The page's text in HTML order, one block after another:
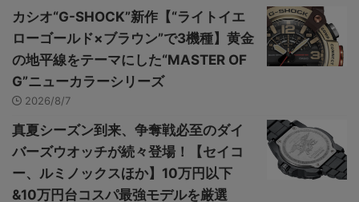
カシオ“G-SHOCK”新作【“ライトイエ
ローゴールド×ブラウン”で3機種】黄金
の地平線をテーマにした“MASTER OF
G”ニューカラーシリーズ
2026/8/7
真夏シーズン到来、争奪戦必至のダイ
バーズウオッチが続々登場！【セイコ
ー、ルミノックスほか】10万円以下
&10万円台コスパ最強モデルを厳選